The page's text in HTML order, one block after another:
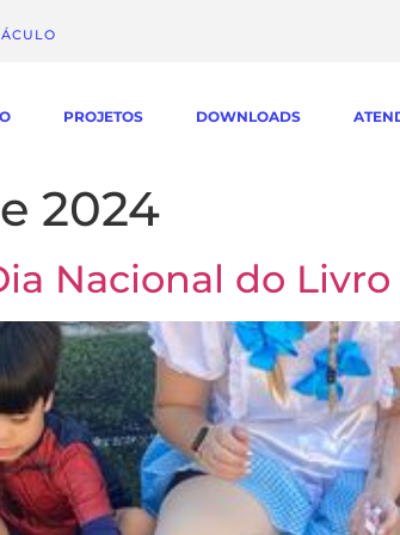
PROJETOS DOWNLOADS
2024
Nacional do Livro